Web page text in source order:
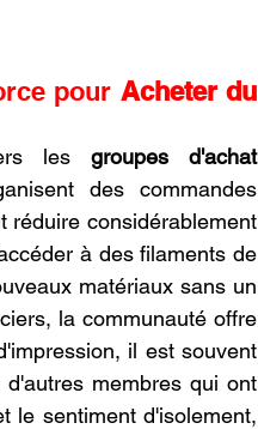
pour Acheter du
les groupes d'achat
des commandes
réduire considérablement
à des filaments de
matériaux sans un
la communauté offre
il est souvent
membres qui ont
le sentiment d'isolement,